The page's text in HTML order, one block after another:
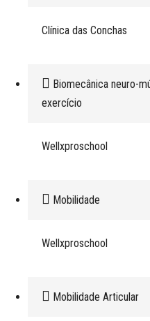
Clínica das Conchas
Biomecânica neuro-
exercício
Wellxproschool
Mobilidade
Wellxproschool
Mobilidade Articular